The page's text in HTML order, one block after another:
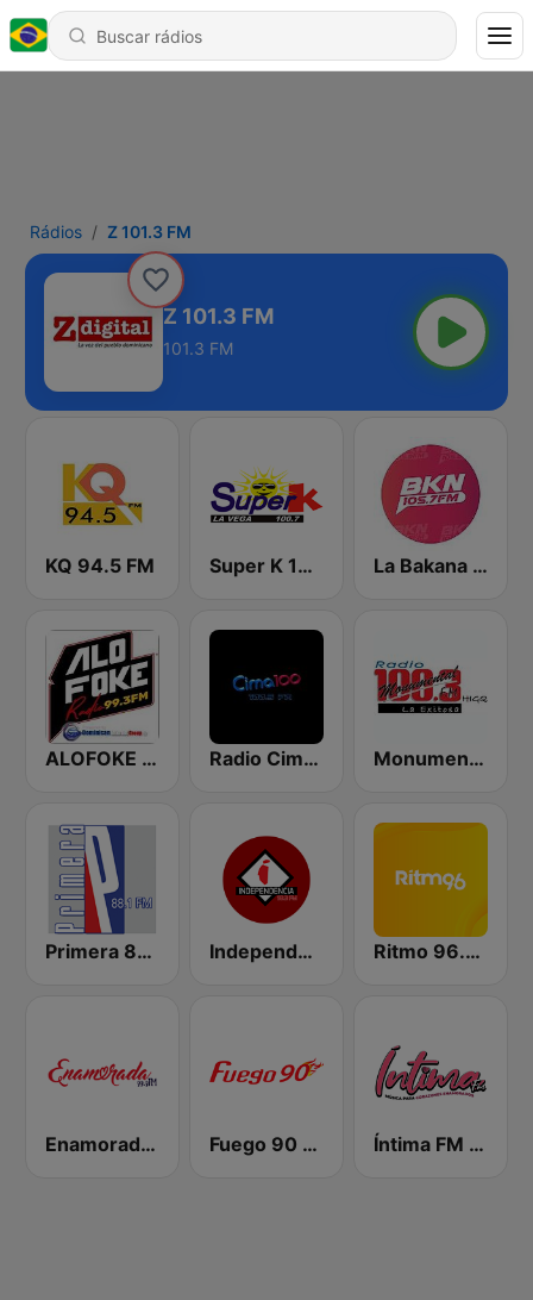
Rádios Z 101.3 FM
Z 101.3 FM
101.3 FM
KQ 94.5 FM Super K 100.7 FM La Bakana FM
ALOFOKE 99.3 FM Radio Cima 100.5 FM Monumental 100.3 FM
Primera 88.1 FM Independencia FM Ritmo 96.5 FM
Enamorada 99.9 FM Fuego 90 La Salsera Íntima FM Santiago